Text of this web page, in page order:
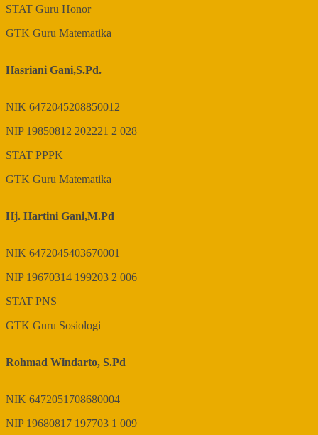
STAT Guru Honor
GTK Guru Matematika
Hasriani Gani,S.Pd.
NIK 6472045208850012
NIP 19850812 202221 2 028
STAT PPPK
GTK Guru Matematika
Hj. Hartini Gani,M.Pd
NIK 6472045403670001
NIP 19670314 199203 2 006
STAT PNS
GTK Guru Sosiologi
Rohmad Windarto, S.Pd
NIK 6472051708680004
NIP 19680817 197703 1 009